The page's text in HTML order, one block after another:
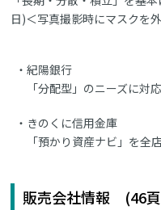
日)＜写真撮影時にマスクを
紀陽銀行
「分配型」のニーズに対応
きのくに信用金庫
「預かり資産ナビ」を全
販売会社情報 (46